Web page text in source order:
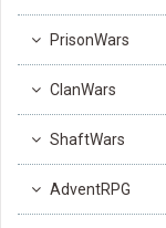
PrisonWars
ClanWars
ShaftWars
AdventRPG